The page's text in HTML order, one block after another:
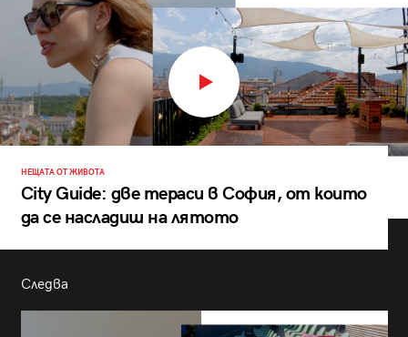
НЕЩАТА ОТ ЖИВОТА
City Guide: две тераси в София, от които
да се насладиш на лятото
Следва